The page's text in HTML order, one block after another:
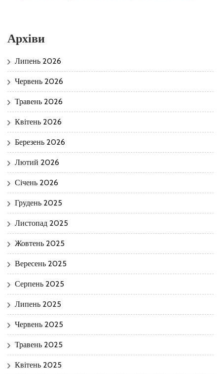
Архіви
Липень 2026
Червень 2026
Травень 2026
Квітень 2026
Березень 2026
Лютий 2026
Січень 2026
Грудень 2025
Листопад 2025
Жовтень 2025
Вересень 2025
Серпень 2025
Липень 2025
Червень 2025
Травень 2025
Квітень 2025